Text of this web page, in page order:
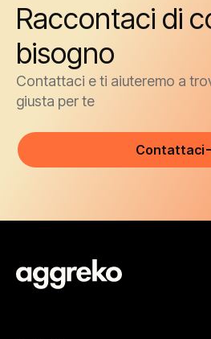
Raccontaci di
bisogno
Contattaci e ti aiuteremo a
giusta per te
Contattaci